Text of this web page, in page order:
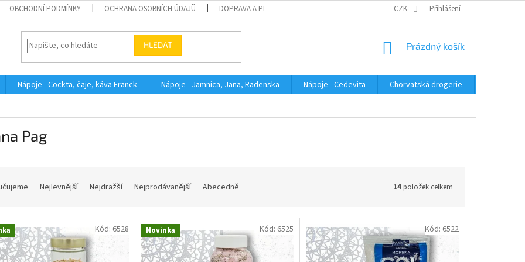
OBCHODNÍ PODMÍNKY OCHRANA OSOBNÍCH ÚDAJŮ DOPRAVA A PLATBA VELKOOBCHOD
CZK Přihlášení
HLEDAT
NÁKUPNÍ
Prázdný košík
Nápoje - Cockta, čaje, káva Franck Nápoje - Jamnica, Jana, Radenska Nápoje - Cedevita Chorvatská drogerie
Pag
Nejlevnější Nejdražší Nejprodávanější Abecedně 14položek celkem
Kód: 6528 Novinka Kód: 6525 Kód: 6522